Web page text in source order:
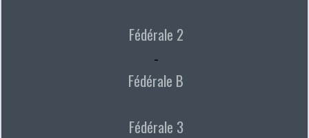
Fédérale 2
-
Fédérale B
Fédérale 3